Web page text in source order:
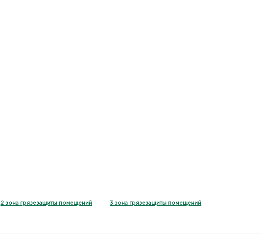
2 зона грязезащиты помещений 3 зона грязезащиты помещений